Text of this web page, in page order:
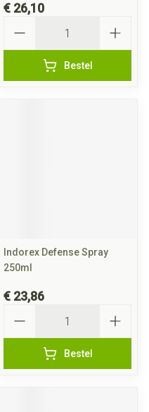
€ 26,10
Bestel
Indorex Defense Spray
250ml
€ 23,86
Bestel